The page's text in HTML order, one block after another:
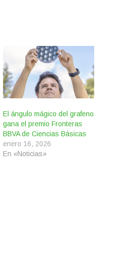
El ángulo mágico del grafeno
gana el premio Fronteras
BBVA de Ciencias Básicas
enero 16, 2026
En «Noticias»